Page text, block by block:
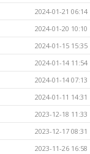
2024-01-21 06:14
2024-01-20 10:10
2024-01-15 15:35
2024-01-14 11:54
2024-01-14 07:13
2024-01-11 14:31
2023-12-18 11:33
2023-12-17 08:31
2023-11-26 16:58